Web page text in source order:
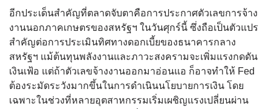
อีกประเด็นสำคัญที่ตลาดจับตาคือการประกาศตัวเลขการจ้าง
งานนอกภาคเกษตรของสหรัฐฯ ในวันศุกร์นี้ ซึ่งถือเป็นตัวแปร
สำคัญต่อการประเมินทิศทางดอกเบี้ยของธนาคารกลาง
สหรัฐฯ แม้ต้นทุนพลังงานและภาวะสงครามจะเพิ่มแรงกดดัน
เงินเฟ้อ แต่ถ้าตัวเลขจ้างงานออกมาอ่อนแอ ก็อาจทำให้ Fed
ต้องระมัดระวังมากขึ้นในการดำเนินนโยบายการเงิน โดย
เฉพาะในช่วงที่หลายอุตสาหกรรมเริ่มเผชิญแรงเปลี่ยนผ่าน